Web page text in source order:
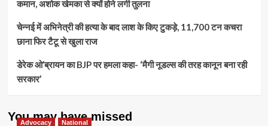
कमान, अशोक खेमका से क्यों होने लगी तुलना
चेन्नई में अभिनेत्री की हत्या के बाद लाश के किए टुकड़े, 11,700 टन कचरा
छाना फिर टैटू से खुला राज
डेरेक ओ’ब्रायन का BJP पर हमला कहा- ‘मैगी नूडल्स की तरह कानून बना रही
सरकार’
You may have missed
Advocacy National